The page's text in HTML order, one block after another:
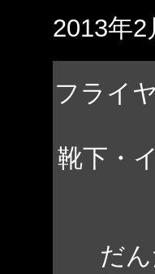
2013年2
フライ
靴下・
だ